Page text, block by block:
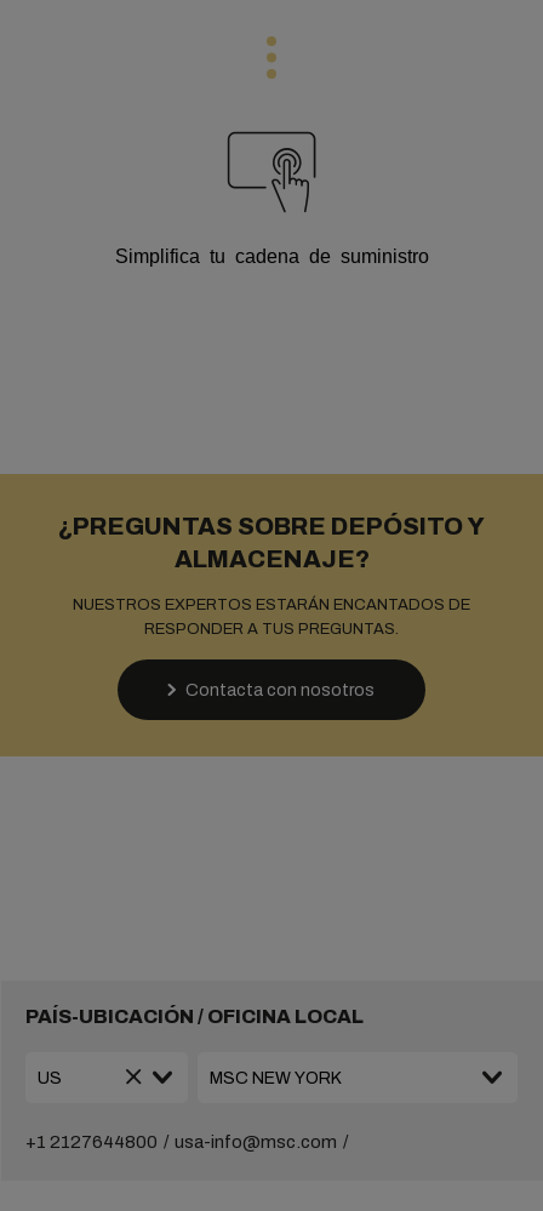
Simplifica tu cadena de suministro
¿PREGUNTAS SOBRE DEPÓSITO Y
ALMACENAJE?
NUESTROS EXPERTOS ESTARÁN ENCANTADOS DE
RESPONDER A TUS PREGUNTAS.
Contacta con nosotros
PAÍS-UBICACIÓN / OFICINA LOCAL
+1 2127644800 usa-info@msc.com